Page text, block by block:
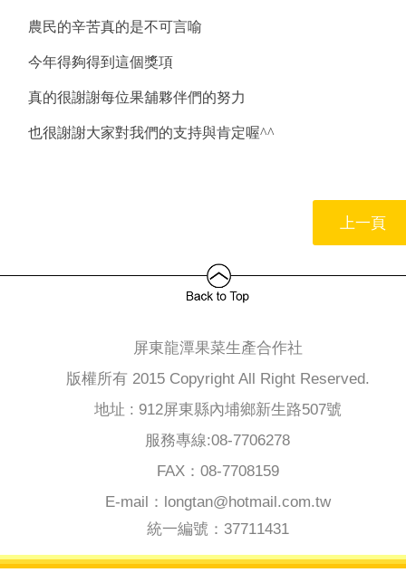
農民的辛苦真的是不可言喻
今年得夠得到這個獎項
真的很謝謝每位果舖夥伴們的努力
也很謝謝大家對我們的支持與肯定喔^^
上一頁
屏東龍潭果菜生產合作社
版權所有 2015 Copyright All Right Reserved.
地址 : 912屏東縣內埔鄉新生路507號
服務專線:08-7706278
FAX：08-7708159
E-mail：longtan@hotmail.com.tw
統一編號：37711431